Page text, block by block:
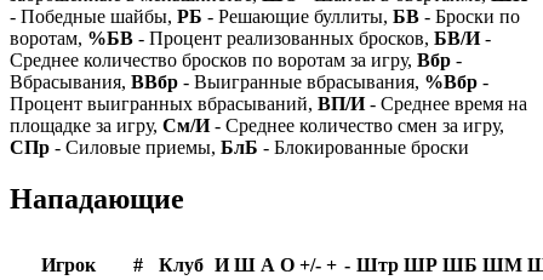
- Победные шайбы, РБ - Решающие буллиты, БВ - Броски по
воротам, %БВ - Процент реализованных бросков, БВ/И-
Среднее количество бросков по воротам за игру, Вбр -
Вбрасывания, ВВбр - Выигранные вбрасывания, %Вбр -
Процент выигранных вбрасываний, ВП/И- Среднее время на
площадке за игру, См/И- Среднее количество смен за игру,
СПр - Силовые приемы, БлБ - Блокированные броски
Нападающие
Игрок # Клуб И Ш А О +/- + - Штр ШР ШБ ШМ